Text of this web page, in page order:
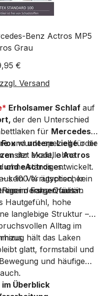
Benz Actros MP5
Grau
€
zzgl. Versand
Erholsamer Schlaf auf
der den Unterschied
für Mercedes
Foxwurde speziell für die
der ModelleActros
und eActrosentwickelt.
kein Verrutschen, kein
im Fahrerhaus.
unduntere Liegeoder
sitzt exakt, ohne
ohne ständiges
100 % ägyptischer
Jersey-Qualität.
sorgen für ein
Hautgefühl, hohe
langlebige Struktur –
Alltag im
hält das Laken
glatt, formstabil und
und häufigem
Überblick